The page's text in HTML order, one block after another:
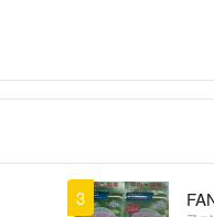
さい。
コピペのお値下げコメントへは
3